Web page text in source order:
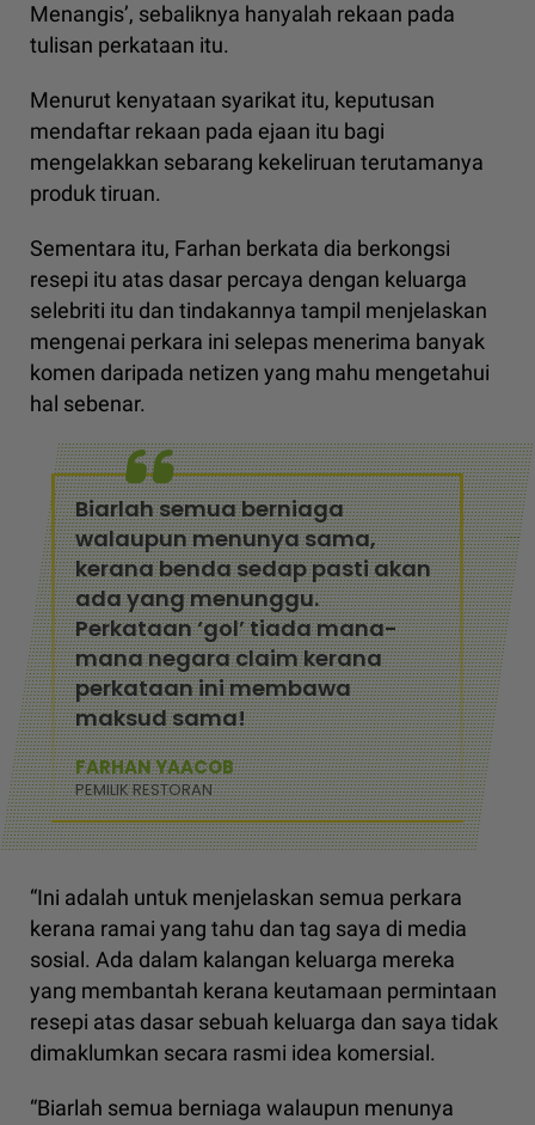
Menangis’, sebaliknya hanyalah rekaan pada
tulisan perkataan itu.
Menurut kenyataan syarikat itu, keputusan
mendaftar rekaan pada ejaan itu bagi
mengelakkan sebarang kekeliruan terutamanya
produk tiruan.
Sementara itu, Farhan berkata dia berkongsi
resepi itu atas dasar percaya dengan keluarga
selebriti itu dan tindakannya tampil menjelaskan
mengenai perkara ini selepas menerima banyak
komen daripada netizen yang mahu mengetahui
hal sebenar.
Biarlah semua berniaga
walaupun menunya sama,
kerana benda sedap pasti akan
ada yang menunggu.
Perkataan ‘gol’ tiada mana-
mana negara claim kerana
perkataan ini membawa
maksud sama!
FARHAN YAACOB
PEMILIK RESTORAN
“Ini adalah untuk menjelaskan semua perkara
kerana ramai yang tahu dan tag saya di media
sosial. Ada dalam kalangan keluarga mereka
yang membantah kerana keutamaan permintaan
resepi atas dasar sebuah keluarga dan saya tidak
dimaklumkan secara rasmi idea komersial.
“Biarlah semua berniaga walaupun menunya